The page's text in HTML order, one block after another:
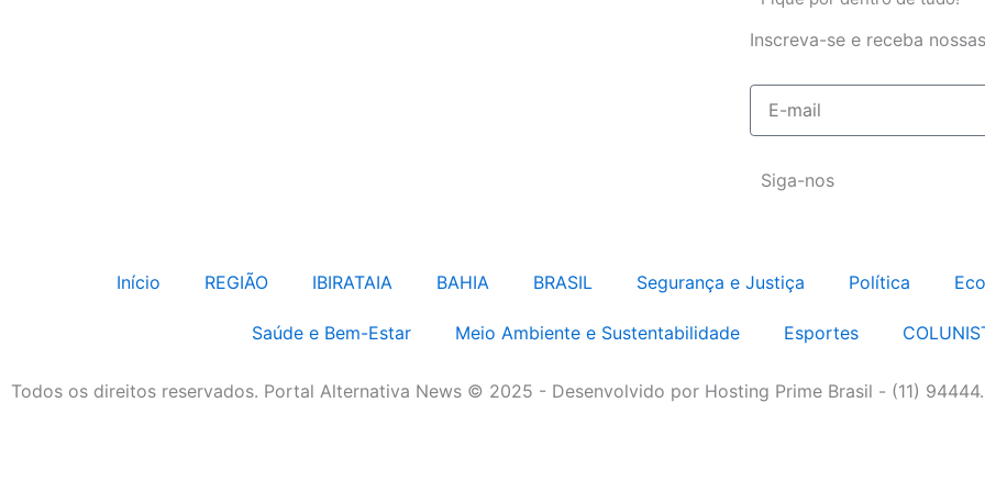
Inscreva-se e receba
Siga-nos
Início REGIÃO IBIRATAIA BAHIA BRASIL Segurança e Justiça Política
Saúde e Bem-Estar Meio Ambiente e Sustentabilidade Esportes
Todos os direitos reservados. Portal Alternativa News © 2025 - Desenvolvido por Hosting Prime Brasil - (11)